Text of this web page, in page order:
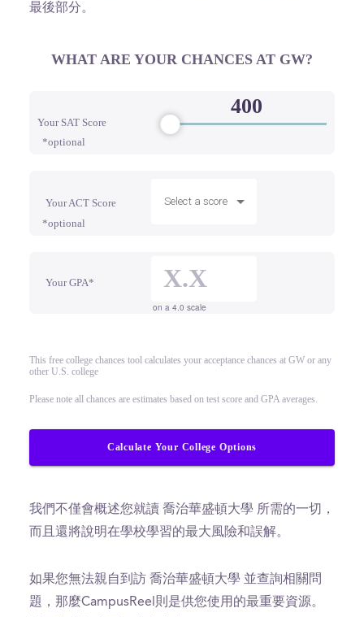
最後部分。
WHAT ARE YOUR CHANCES AT GW?
Your SAT Score
*optional
Your ACT Score
*optional
Select a score
Your GPA*
on a 4.0 scale
This free college chances tool calculates your acceptance chances at GW or any
other U.S. college
Please note all chances are estimates based on test score and GPA averages.
Calculate Your College Options
我們不僅會概述您就讀 喬治華盛頓大學 所需的一切，
而且還將說明在學校學習的最大風險和誤解。
如果您無法親自到訪 喬治華盛頓大學 並查詢相關問
題，那麼CampusReel則是供您使用的最重要資源。